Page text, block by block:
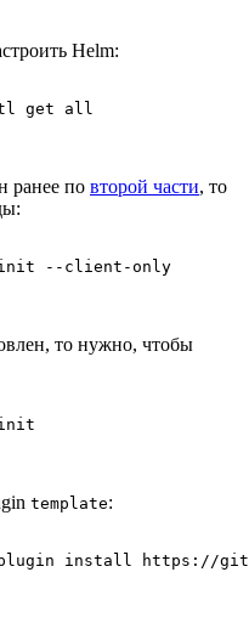
Helm:
get all
ранее по второй части, то
init --client-only
то нужно, чтобы
init
template:
install https://